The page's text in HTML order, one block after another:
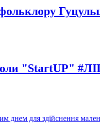
фольклору
"StartUP"
днем для здійснення